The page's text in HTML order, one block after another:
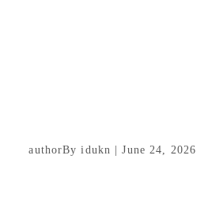
authorBy idukn | June 24, 2026